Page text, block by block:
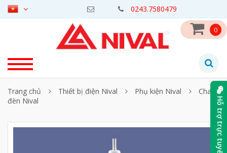
0243.7580479
0
Trang chủ Thiết bị điện Nival Phụ kiện Nival
Chao
đèn Nival
Hỗ trợ trực tuyến